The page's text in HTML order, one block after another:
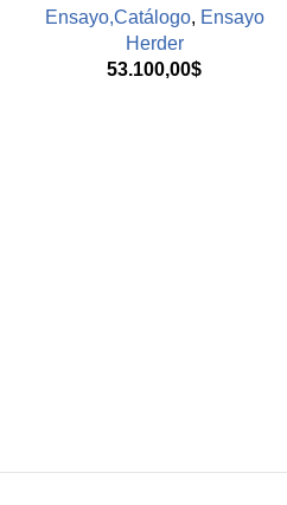
Ensayo,Catálogo, Ensayo
Herder
53.100,00$